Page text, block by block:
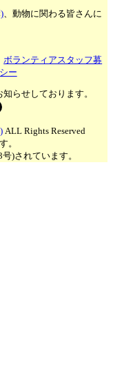
、動物に関わる皆さんに
ボランティアスタッフ募
ー
らせしております。
ALL Rights Reserved
。
)されています。